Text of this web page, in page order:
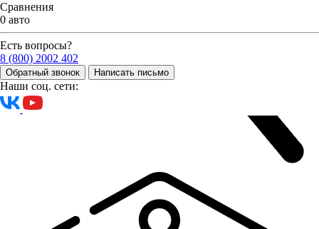
Сравнения
0 авто
Есть вопросы?
8 (800) 2002 402
Обратный звонок Написать письмо
Наши соц. сети: